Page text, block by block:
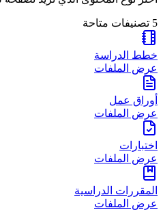
5 تصنيفات متاحة
خطط الدراسة
عرض الملفات
أوراق عمل
عرض الملفات
اختبارات
عرض الملفات
المقررات الدراسية
عرض الملفات